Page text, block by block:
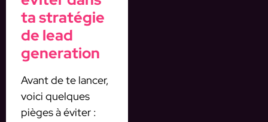
ta stratégie
de lead
generation
Avant de te lancer,
voici quelques
pièges à éviter :